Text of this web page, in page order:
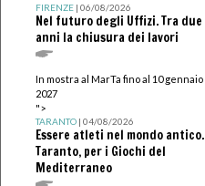
FIRENZE| 06/08/2026
Nel futuro degli Uffizi. Tra due
anni la chiusura dei lavori
In mostra al MarTa fino al 10 gennaio
2027
">
TARANTO| 04/08/2026
Essere atleti nel mondo antico.
Taranto, per i Giochi del
Mediterraneo